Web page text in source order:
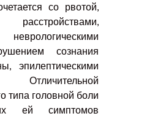
со рвотой,
сознания
эпилептическими
типа головной боли
ей симптомов